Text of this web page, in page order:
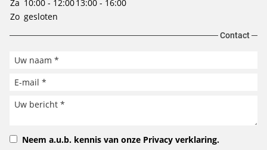
Za 10:00 - 12:0013:00 - 16:00
Zo gesloten
Contact
Neem a.u.b. kennis van onze Privacy verklaring.